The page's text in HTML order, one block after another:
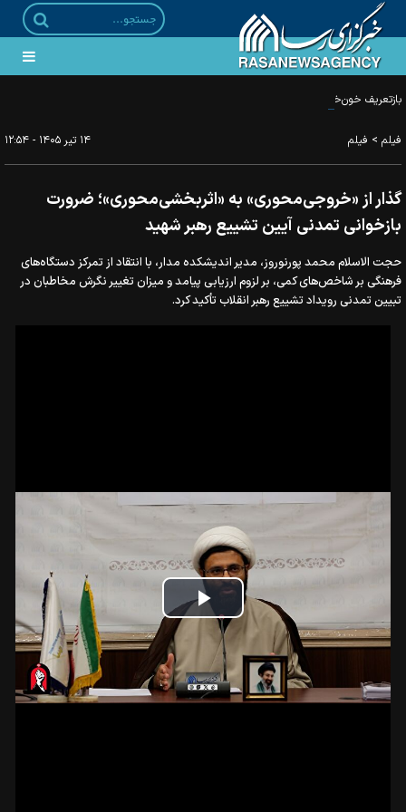
بازتعریف خون‌خواهی در برابر جنگ رسانه‌ای غرب؛ از قصاص فردی تا مقابله با جریان‌های
فیلم > فیلم ۱۴ تير ۱۴۰۵ - ۱۲:۵۴
گذار از «خروجی‌محوری» به «اثربخشی‌محوری»؛ ضرورت
بازخوانی تمدنی آیین تشییع رهبر شهید
حجت الاسلام محمد پورنوروز، مدیر اندیشکده مدار، با انتقاد از تمرکز دستگاه‌های
فرهنگی بر شاخص‌های کمی، بر لزوم ارزیابی پیامد و میزان تغییر نگرش مخاطبان در
تبیین تمدنی رویداد تشییع رهبر انقلاب تأکید کرد.
Play
Video